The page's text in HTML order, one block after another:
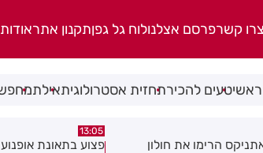
צרו קשרפרסם אצלנולוח גל גפןתקנון אתראודות
טעים להכירתחזית אסטרולוגיתאילת
אופנוע במרכז חולון
08:58
גופה נפלטה אל חוף